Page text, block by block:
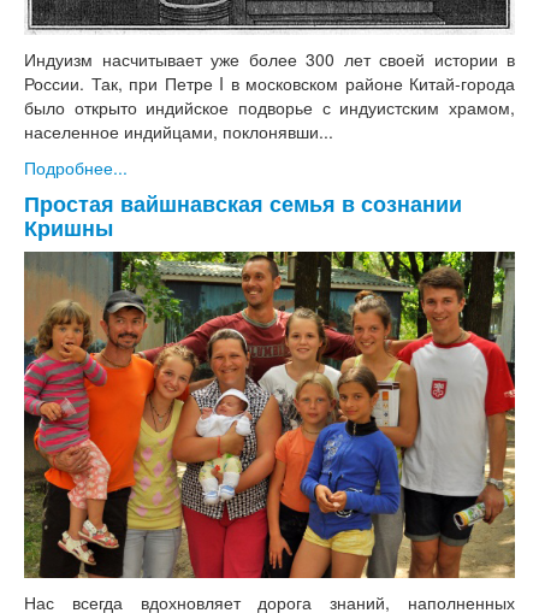
Индуизм насчитывает уже более 300 лет своей истории в
России. Так, при Петре I в московском районе Китай-города
было открыто индийское подворье с индуистским храмом,
населенное индийцами, поклонявши...
Подробнее...
Простая вайшнавская семья в сознании
Кришны
Нас всегда вдохновляет дорога знаний, наполненных